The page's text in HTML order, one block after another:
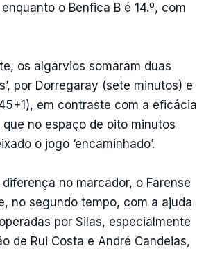
o Benfica B é 14.º, com
os algarvios somaram duas
por Dorregaray (sete minutos) e
em contraste com a eficácia
no espaço de oito minutos
o jogo ‘encaminhado’.
no marcador, o Farense
no segundo tempo, com a ajuda
por Silas, especialmente
de Rui Costa e André Candeias,